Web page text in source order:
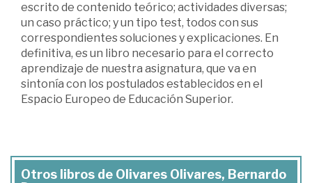
escrito de contenido teórico; actividades diversas;
un caso práctico; y un tipo test, todos con sus
correspondientes soluciones y explicaciones. En
definitiva, es un libro necesario para el correcto
aprendizaje de nuestra asignatura, que va en
sintonía con los postulados establecidos en el
Espacio Europeo de Educación Superior.
Otros libros de Olivares Olivares, Bernardo